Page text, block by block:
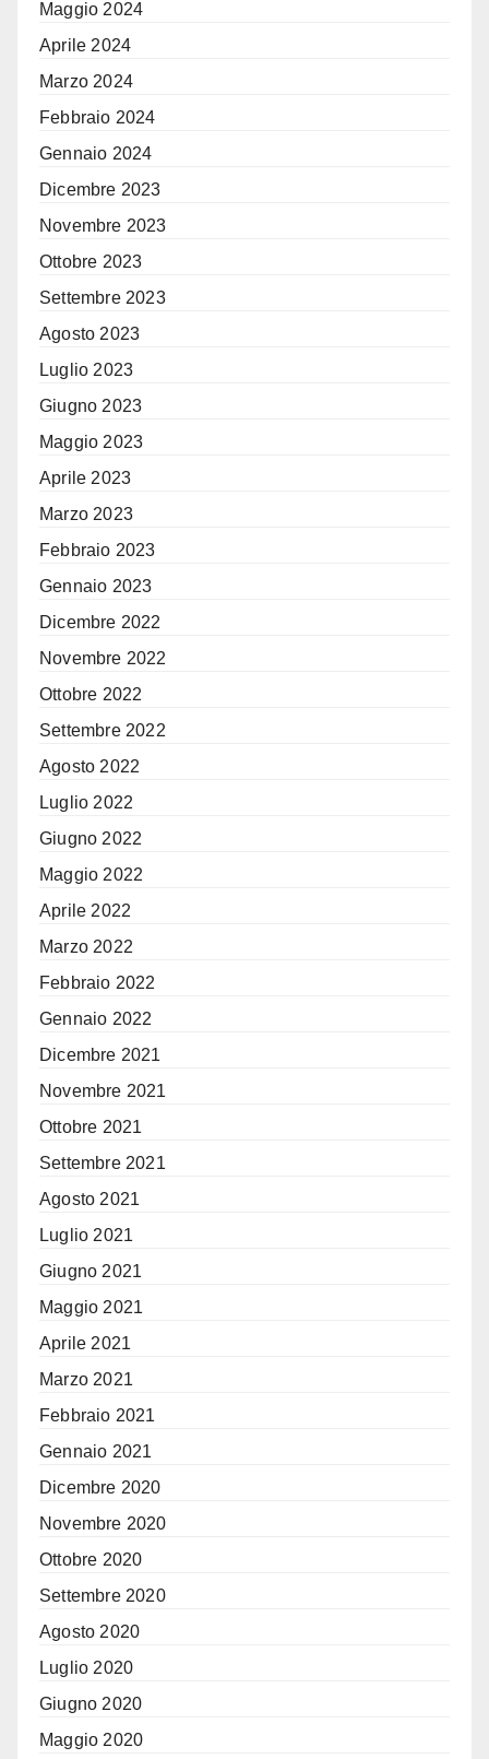
Maggio 2024
Aprile 2024
Marzo 2024
Febbraio 2024
Gennaio 2024
Dicembre 2023
Novembre 2023
Ottobre 2023
Settembre 2023
Agosto 2023
Luglio 2023
Giugno 2023
Maggio 2023
Aprile 2023
Marzo 2023
Febbraio 2023
Gennaio 2023
Dicembre 2022
Novembre 2022
Ottobre 2022
Settembre 2022
Agosto 2022
Luglio 2022
Giugno 2022
Maggio 2022
Aprile 2022
Marzo 2022
Febbraio 2022
Gennaio 2022
Dicembre 2021
Novembre 2021
Ottobre 2021
Settembre 2021
Agosto 2021
Luglio 2021
Giugno 2021
Maggio 2021
Aprile 2021
Marzo 2021
Febbraio 2021
Gennaio 2021
Dicembre 2020
Novembre 2020
Ottobre 2020
Settembre 2020
Agosto 2020
Luglio 2020
Giugno 2020
Maggio 2020